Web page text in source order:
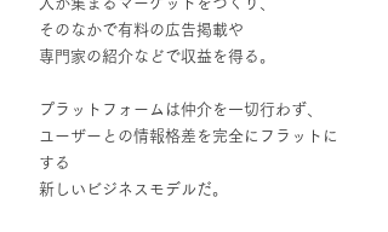
人が集まるマーケットをつくり、
そのなかで有料の広告掲載や
専門家の紹介などで収益を得る。
プラットフォームは仲介を一切行わず、
ユーザーとの情報格差を完全にフラットに
する
新しいビジネスモデルだ。